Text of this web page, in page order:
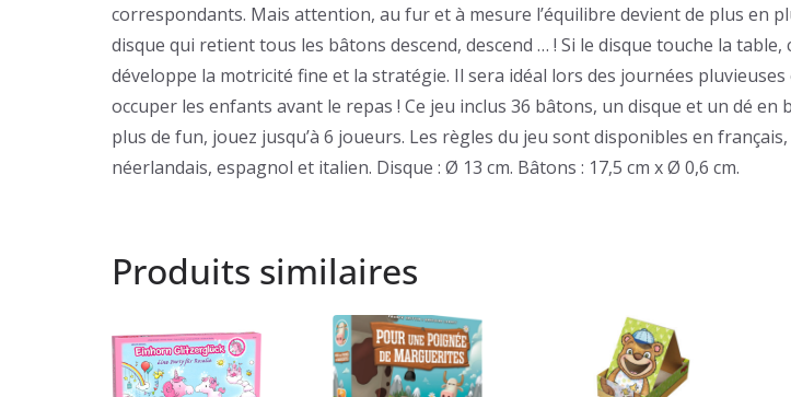
correspondants. Mais attention, au fur et à mesure l’équilibre devient de plus en
disque qui retient tous les bâtons descend, descend … ! Si le disque touche la table,
développe la motricité fine et la stratégie. Il sera idéal lors des journées
occuper les enfants avant le repas ! Ce jeu inclus 36 bâtons, un disque et un dé en
plus de fun, jouez jusqu’à 6 joueurs. Les règles du jeu sont disponibles en
néerlandais, espagnol et italien. Disque : Ø 13 cm. Bâtons : 17,5 cm x Ø 0,6 cm.
Produits similaires